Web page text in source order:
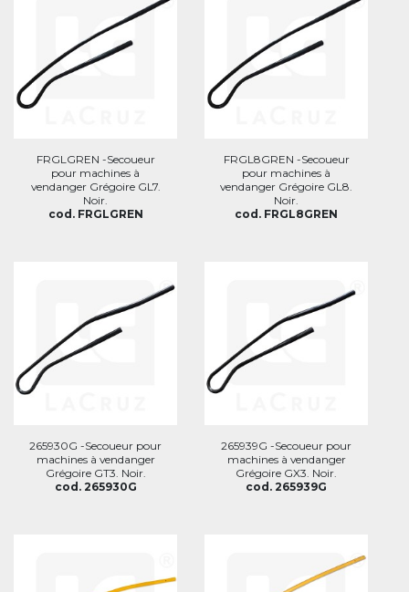
FRGLGREN -Secoueur
pour machines à
vendanger Grégoire GL7.
Noir.
cod. FRGLGREN
FRGL8GREN -Secoueur
pour machines à
vendanger Grégoire GL8.
Noir.
cod. FRGL8GREN
265930G -Secoueur pour
machines à vendanger
Grégoire GT3. Noir.
cod. 265930G
265939G -Secoueur pour
machines à vendanger
Grégoire GX3. Noir.
cod. 265939G